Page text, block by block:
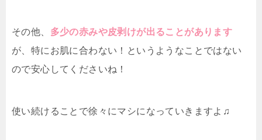
その他、 多少の赤みや皮剥けが出ることがあります
が、特にお肌に合わない！というようなことではない
ので安心してくださいね！
使い続けることで徐々にマシになっていきますよ♫